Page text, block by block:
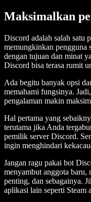
Maksimalkan
Discord adalah salah satu
memungkinkan pengguna
dengan tujuan dan minat
Discord bisa terasa rumit
Ada begitu banyak opsi
memahami fungsinya.
pengalaman makin
Hal pertama yang
terutama jika Anda
pemilik server Discord.
ingin menghindari
Jangan ragu pakai bot
menyambut anggota baru,
penting, dan sebagainya.
aplikasi lain seperti Steam